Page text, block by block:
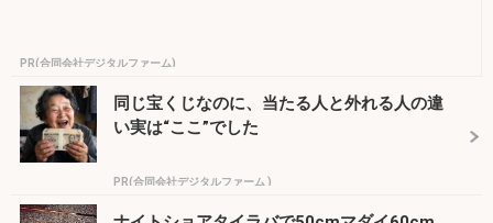
PR(合同会社デジタルファーム)
同じ宝くじなのに、当たる人と外れる人の違
い実は“ここ”でした
PR(合同会社デジタルファーム )